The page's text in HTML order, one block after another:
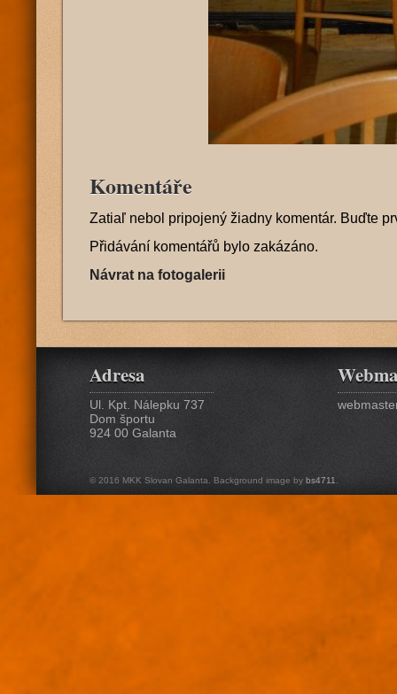
Komentáře
Zatiaľ nebol pripojený žiadny komentár. Buďte
Přidávání komentářů bylo zakázáno.
Návrat na fotogalerii
Adresa
Ul. Kpt. Nálepku 737
Dom športu
924 00 Galanta
© 2016 MKK Slovan Galanta. Background image by bs4711